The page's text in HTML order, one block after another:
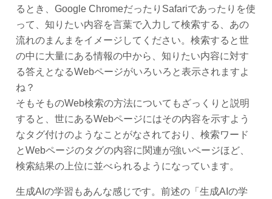
るとき、Google ChromeだったりSafariであったりを使
って、知りたい内容を言葉で入力して検索する、あの
流れのまんまをイメージしてください。検索すると世
の中に大量にある情報の中から、知りたい内容に対す
る答えとなるWebページがいろいろと表示されますよ
ね？
そもそものWeb検索の方法についてもざっくりと説明
すると、世にあるWebページにはその内容を示すよう
なタグ付けのようなことがなされており、検索ワード
とWebページのタグの内容に関連が強いページほど、
検索結果の上位に並べられるようになっています。
生成AIの学習もあんな感じです。前述の「生成AIの学